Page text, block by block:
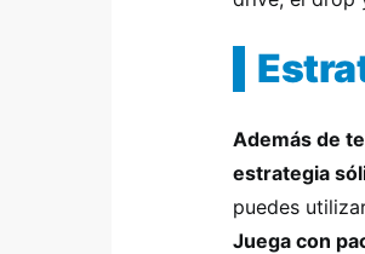
Además de
estrategia
puedes
Juega con